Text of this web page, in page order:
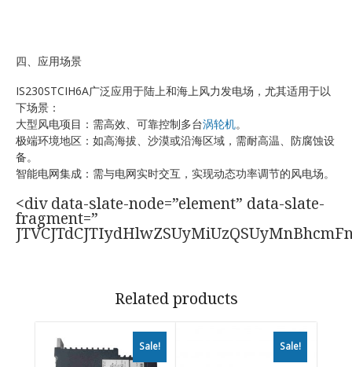
四、应用场景
IS230STCIH6A广泛应用于陆上和海上风力发电场，尤其适用于以
下场景：
大型风电项目：需高效、可靠控制多台涡轮机。
极端环境地区：如高海拔、沙漠或沿海区域，需耐高温、防腐蚀设
备。
智能电网集成：需与电网实时交互，实现动态功率调节的风电场。
<div data-slate-node=”element” data-slate-
fragment=”
Related products
Sale! Sale!